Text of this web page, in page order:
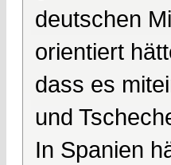
deutschen
orientiert
dass es
und
In Spanien